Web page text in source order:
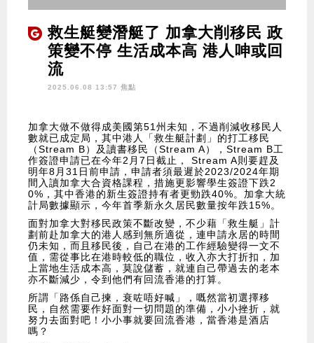
救生艇變潛艇了 加拿大削移民 政
策變不停 生活成本高 港人呻或回
流
2025.06.08 13:57 焦點
加拿大做不做得成美國第51州未知，不過削減收移民人
數就已成定局，其中港人「救生艇計劃」的打工移民
（Stream B）及讀書移民（Stream A），Stream B工
作簽證申請已在今年2月7日截止， Stream A則要趕及
明年8月31日前申請，申請者須最遲於2023/2024年期
間入讀加拿大合資格課程，措施更影響學生簽證下跌2
0%，其中香港的新生簽證持有者更勁跌40%。加拿大統
計局數據顯示，今年首季新永久居民數量按年跌15%。
面對加拿大對移民政策不斷改變，不少藉「救生艇」計
劃前赴加拿大的港人感到無所適從，連申請永居的時間
仍未知，而且移民後，自己在港的工作經驗變得一文不
值，需從事比在港時較低的職位，收入亦大打折扣，加
上當地生活成本高，莫說儲蓄，就連自己帶過去的老本
亦不斷減少，令到他們有回流香港的打算。
所謂「路係自己揀，衰咗唔好喊」，嘅然當初選擇移
民，自然需要作好面對一切問題的準備，小小挫折，就
努力去面對吧！小小事就要回流香港，當香港是酒店
嗎？